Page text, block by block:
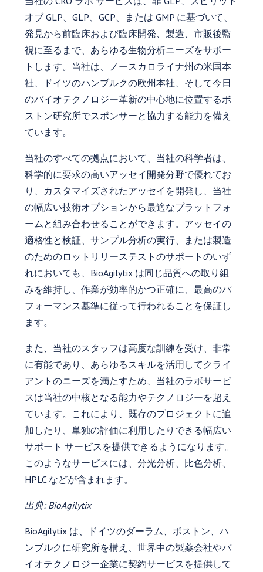
オブ GLP、GLP、GCP、または GMP に基づいて、
発見から前臨床および臨床開発、製造、市販後監
視に至るまで、あらゆる生物分析ニーズをサポー
トします。当社は、ノースカロライナ州の米国本
社、ドイツのハンブルクの欧州本社、そして今日
のバイオテクノロジー革新の中心地に位置するボ
ストン研究所でスポンサーと協力する能力を備え
ています。
当社のすべての拠点において、当社の科学者は、
科学的に要求の高いアッセイ開発分野で優れてお
り、カスタマイズされたアッセイを開発し、当社
の幅広い技術オプションから最適なプラットフォ
ームと組み合わせることができます。アッセイの
適格性と検証、サンプル分析の実行、または製造
のためのロットリリーステストのサポートのいず
れにおいても、BioAgilytix は同じ品質への取り組
みを維持し、作業が効率的かつ正確に、最高のパ
フォーマンス基準に従って行われることを保証し
ます。
また、当社のスタッフは高度な訓練を受け、非常
に有能であり、あらゆるスキルを活用してクライ
アントのニーズを満たすため、当社のラボサービ
スは当社の中核となる能力やテクノロジーを超え
ています。これにより、既存のプロジェクトに追
加したり、単独の評価に利用したりできる幅広い
サポート サービスを提供できるようになります。
このようなサービスには、分光分析、比色分析、
HPLC などが含まれます。
出典: BioAgilytix
BioAgilytix は、ドイツのダーラム、ボストン、ハ
ンブルクに研究所を構え、世界中の製薬会社やバ
イオテクノロジー企業に契約サービスを提供して